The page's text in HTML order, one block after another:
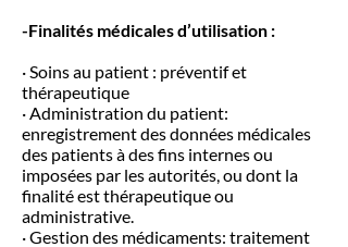
-Finalités médicales d’utilisation :
· Soins au patient : préventif et
thérapeutique
· Administration du patient:
enregistrement des données médicales
des patients à des fins internes ou
imposées par les autorités, ou dont la
finalité est thérapeutique ou
administrative.
· Gestion des médicaments: traitement